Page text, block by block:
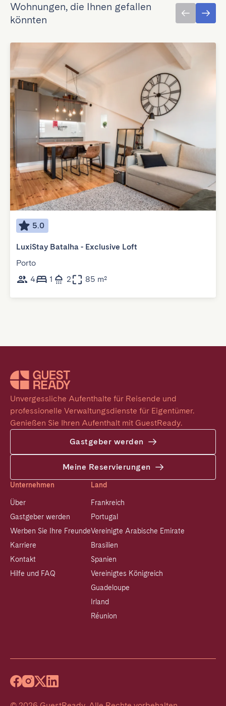
Wohnungen, die Ihnen gefallen
könnten
5.0
LuxiStay Batalha - Exclusive Loft
Porto
4
1 2 85 m²
Unvergessliche Aufenthalte für Reisende und
professionelle Verwaltungsdienste für Eigentümer.
Genießen Sie Ihren Aufenthalt mit GuestReady.
Gastgeber werden
Meine Reservierungen
Unternehmen
Über
Gastgeber werden
Werben Sie Ihre Freunde
Karriere
Kontakt
Hilfe und FAQ
Land
Frankreich
Portugal
Vereinigte Arabische Emirate
Brasilien
Spanien
Vereinigtes Königreich
Guadeloupe
Irland
Réunion